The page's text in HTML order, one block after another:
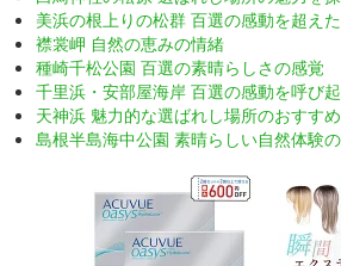
美浜の根上りの松群 百選の感動を超え
襟裳岬 自然の恵みの情緒
種崎千松公園 百選の素晴らしさの感覚
千里浜・安部屋海岸 百選の感動を呼び
天神浜 魅力的な選ばれし場所のおすす
島根半島海中公園 素晴らしい自然体験